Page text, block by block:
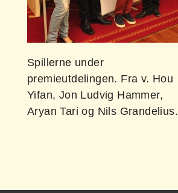
Spillerne under
premieutdelingen. Fra v. Hou
Yifan, Jon Ludvig Hammer,
Aryan Tari og Nils Grandelius.